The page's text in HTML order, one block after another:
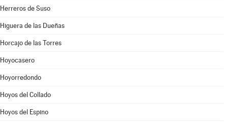
Herreros de Suso
Higuera de las Dueñas
Horcajo de las Torres
Hoyocasero
Hoyorredondo
Hoyos del Collado
Hoyos del Espino